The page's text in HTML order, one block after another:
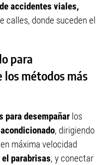
accidentes viales,
calles, donde suceden el
para
métodos más
para desempañar los
, dirigiendo
máxima velocidad
parabrisas, y conectar